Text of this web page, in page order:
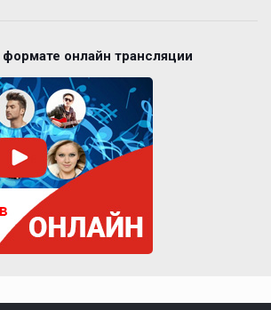
формате онлайн трансляции